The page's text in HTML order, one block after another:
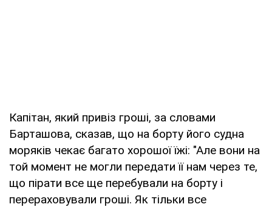
Капітан, який привіз гроші, за словами
Барташова, сказав, що на борту його судна
моряків чекає багато хорошої їжі: "Але вони на
той момент не могли передати її нам через те,
що пірати все ще перебували на борту і
перераховували гроші. Як тільки все